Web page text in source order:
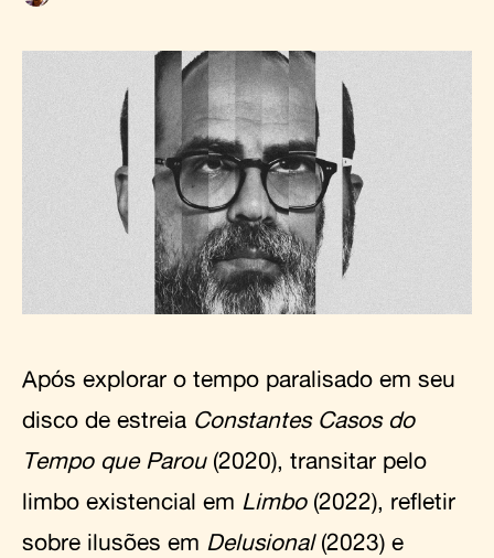
Após explorar o tempo paralisado em seu
disco de estreia Constantes Casos do
Tempo que Parou(2020), transitar pelo
limbo existencial em Limbo(2022), refletir
sobre ilusões em Delusional(2023) e